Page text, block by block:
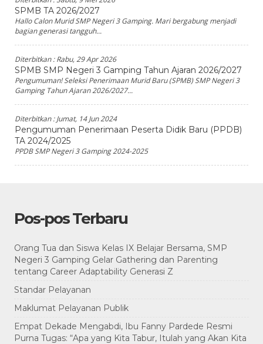
SPMB TA 2026/2027
Hallo Calon Murid SMP Negeri 3 Gamping. Mari bergabung menjadi
bagian generasi tangguh...
Diterbitkan :Rabu, 29 Apr 2026
SPMB SMP Negeri 3 Gamping Tahun Ajaran 2026/2027
Pengumuman! Seleksi Penerimaan Murid Baru (SPMB) SMP Negeri 3
Gamping Tahun Ajaran 2026/2027...
Diterbitkan :Jumat, 14 Jun 2024
Pengumuman Penerimaan Peserta Didik Baru (PPDB)
TA 2024/2025
PPDB SMP Negeri 3 Gamping 2024-2025
Pos-pos Terbaru
Orang Tua dan Siswa Kelas IX Belajar Bersama, SMP
Negeri 3 Gamping Gelar Gathering dan Parenting
tentang Career Adaptability Generasi Z
Standar Pelayanan
Maklumat Pelayanan Publik
Empat Dekade Mengabdi, Ibu Fanny Pardede Resmi
Purna Tugas: “Apa yang Kita Tabur, Itulah yang Akan Kita